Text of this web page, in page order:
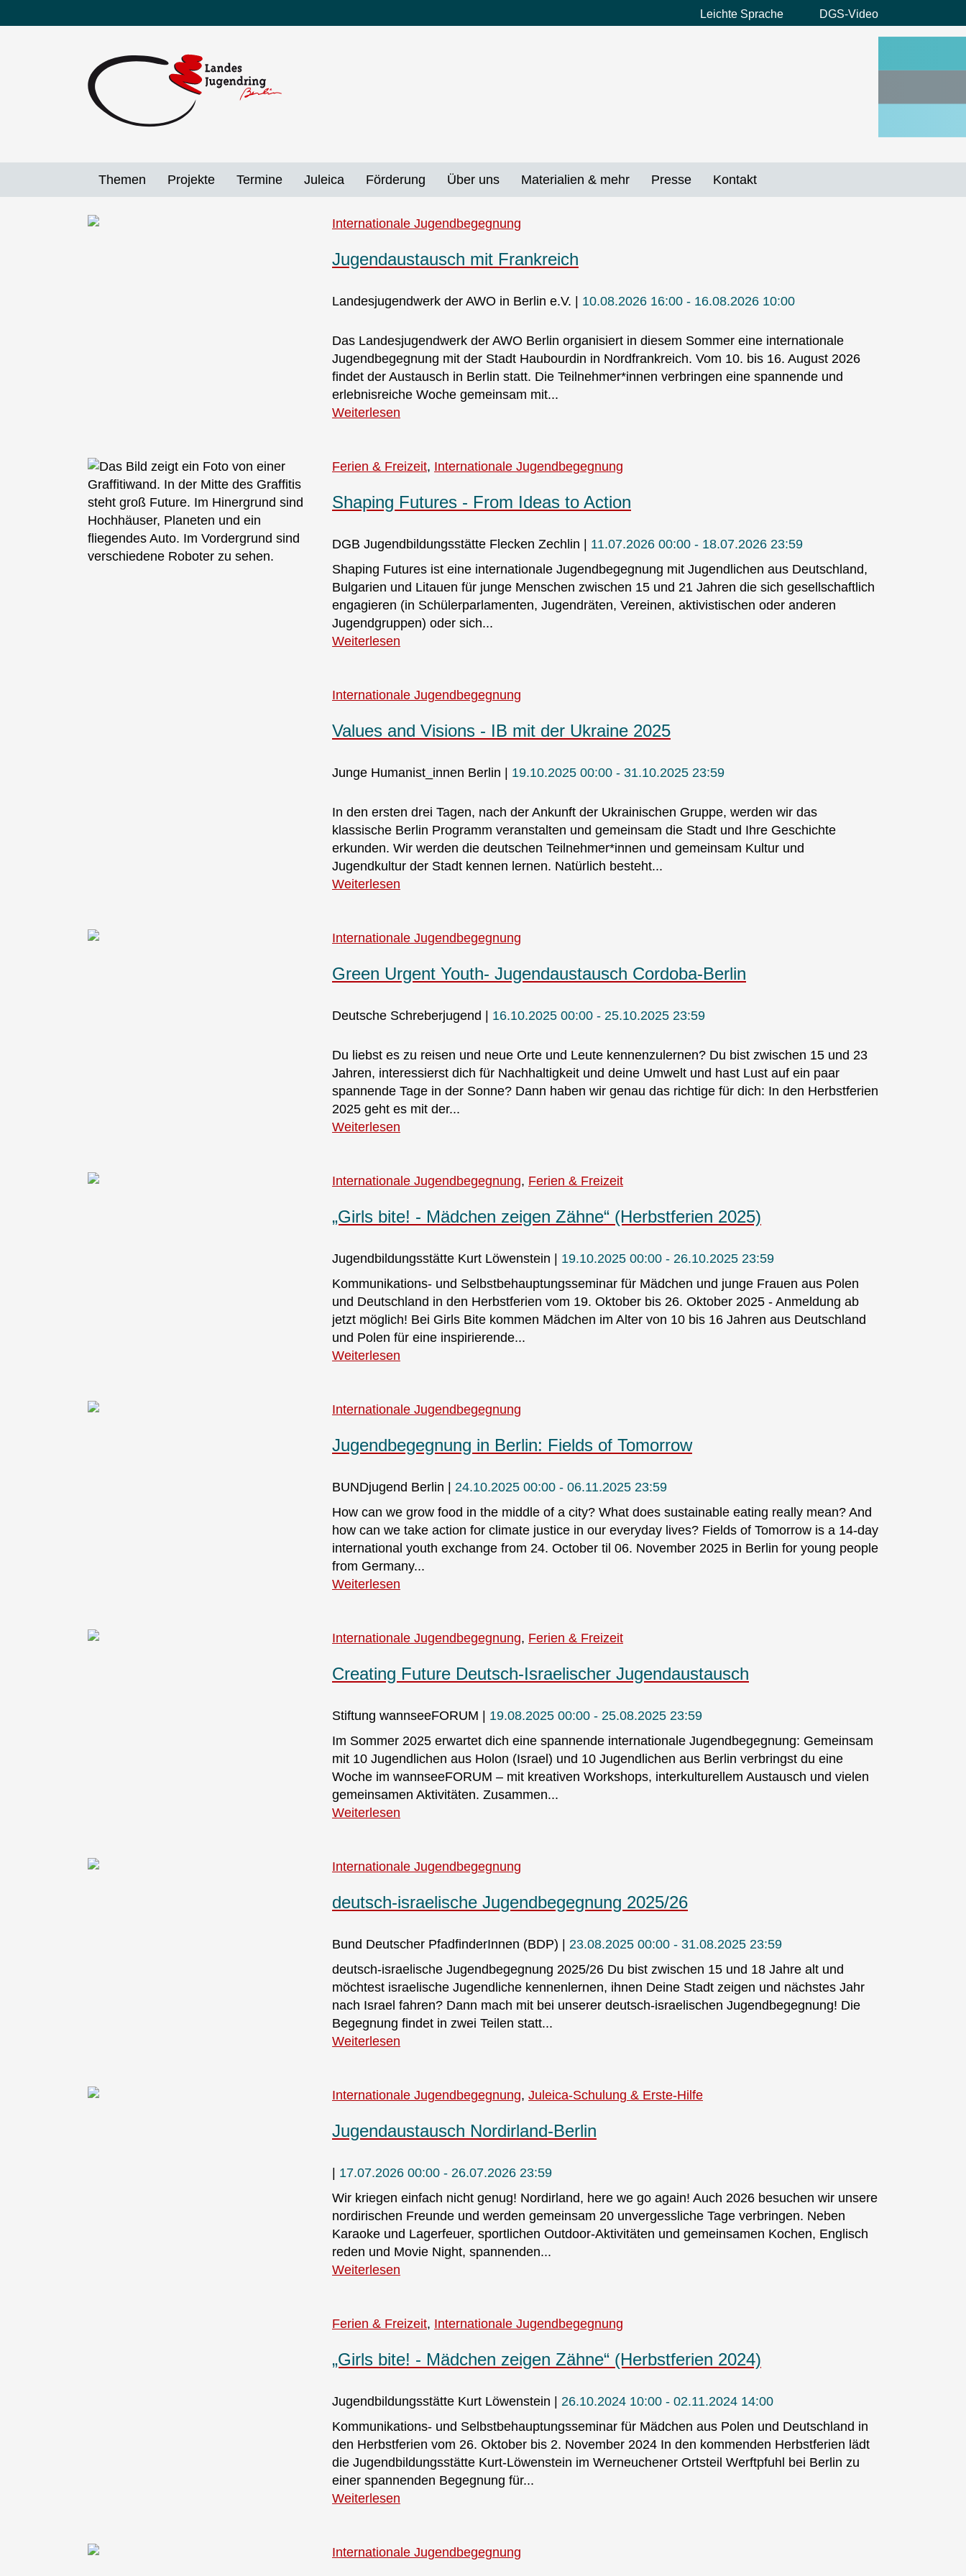
zum
Preheader
Leichte Sprache DGS-Video
Themen Projekte Termine Juleica Förderung Über uns Materialien & mehr Presse Kontakt
Internationale Jugendbegegnung
Jugendaustausch mit Frankreich
Landesjugendwerk der AWO in Berlin e.V. 10.08.2026 16:00 - 16.08.2026 10:00
Das Landesjugendwerk der AWO Berlin organisiert in diesem Sommer eine internationale
Jugendbegegnung mit der Stadt Haubourdin in Nordfrankreich. Vom 10. bis 16. August 2026
findet der Austausch in Berlin statt. Die Teilnehmer*innen verbringen eine spannende und
erlebnisreiche Woche gemeinsam mit...
Weiterlesen
Ferien & Freizeit Internationale Jugendbegegnung
Shaping Futures - From Ideas to Action
DGB Jugendbildungsstätte Flecken Zechlin
11.07.2026 00:00 - 18.07.2026 23:59
Shaping Futures ist eine internationale Jugendbegegnung mit Jugendlichen aus Deutschland,
Bulgarien und Litauen für junge Menschen zwischen 15 und 21 Jahren die sich gesellschaftlich
engagieren (in Schülerparlamenten, Jugendräten, Vereinen, aktivistischen oder anderen
Jugendgruppen) oder sich...
Weiterlesen
Internationale Jugendbegegnung
Values and Visions - IB mit der Ukraine 2025
Junge Humanist_innen Berlin 19.10.2025 00:00 - 31.10.2025 23:59
In den ersten drei Tagen, nach der Ankunft der Ukrainischen Gruppe, werden wir das
klassische Berlin Programm veranstalten und gemeinsam die Stadt und Ihre Geschichte
erkunden. Wir werden die deutschen Teilnehmer*innen und gemeinsam Kultur und
Jugendkultur der Stadt kennen lernen. Natürlich besteht...
Weiterlesen
Internationale Jugendbegegnung
Green Urgent Youth- Jugendaustausch Cordoba-Berlin
Deutsche Schreberjugend 16.10.2025 00:00 - 25.10.2025 23:59
Du liebst es zu reisen und neue Orte und Leute kennenzulernen? Du bist zwischen 15 und 23
Jahren, interessierst dich für Nachhaltigkeit und deine Umwelt und hast Lust auf ein paar
spannende Tage in der Sonne? Dann haben wir genau das richtige für dich: In den Herbstferien
2025 geht es mit der...
Weiterlesen
Internationale Jugendbegegnung Ferien & Freizeit
„Girls bite! - Mädchen zeigen Zähne“ (Herbstferien 2025)
Jugendbildungsstätte Kurt Löwenstein
19.10.2025 00:00 - 26.10.2025 23:59
Kommunikations- und Selbstbehauptungsseminar für Mädchen und junge Frauen aus Polen
und Deutschland in den Herbstferien vom 19. Oktober bis 26. Oktober 2025 - Anmeldung ab
jetzt möglich! Bei Girls Bite kommen Mädchen im Alter von 10 bis 16 Jahren aus Deutschland
und Polen für eine inspirierende...
Weiterlesen
Internationale Jugendbegegnung
Jugendbegegnung in Berlin: Fields of Tomorrow
BUNDjugend Berlin
24.10.2025 00:00 - 06.11.2025 23:59
How can we grow food in the middle of a city? What does sustainable eating really mean? And
how can we take action for climate justice in our everyday lives? Fields of Tomorrow is a 14-day
international youth exchange from 24. October til 06. November 2025 in Berlin for young people
from Germany...
Weiterlesen
Internationale Jugendbegegnung Ferien & Freizeit
Creating Future Deutsch-Israelischer Jugendaustausch
Stiftung wannseeFORUM
19.08.2025 00:00 - 25.08.2025 23:59
Im Sommer 2025 erwartet dich eine spannende internationale Jugendbegegnung: Gemeinsam
mit 10 Jugendlichen aus Holon (Israel) und 10 Jugendlichen aus Berlin verbringst du eine
Woche im wannseeFORUM – mit kreativen Workshops, interkulturellem Austausch und vielen
gemeinsamen Aktivitäten. Zusammen...
Weiterlesen
Internationale Jugendbegegnung
deutsch-israelische Jugendbegegnung 2025/26
Bund Deutscher PfadfinderInnen (BDP)
23.08.2025 00:00 - 31.08.2025 23:59
deutsch-israelische Jugendbegegnung 2025/26 Du bist zwischen 15 und 18 Jahre alt und
möchtest israelische Jugendliche kennenlernen, ihnen Deine Stadt zeigen und nächstes Jahr
nach Israel fahren? Dann mach mit bei unserer deutsch-israelischen Jugendbegegnung! Die
Begegnung findet in zwei Teilen statt...
Weiterlesen
Internationale Jugendbegegnung Juleica-Schulung & Erste-Hilfe
Jugendaustausch Nordirland-Berlin
17.07.2026 00:00 - 26.07.2026 23:59
Wir kriegen einfach nicht genug! Nordirland, here we go again! Auch 2026 besuchen wir unsere
nordirischen Freunde und werden gemeinsam 20 unvergessliche Tage verbringen. Neben
Karaoke und Lagerfeuer, sportlichen Outdoor-Aktivitäten und gemeinsamen Kochen, Englisch
reden und Movie Night, spannenden...
Weiterlesen
Ferien & Freizeit Internationale Jugendbegegnung
„Girls bite! - Mädchen zeigen Zähne“ (Herbstferien 2024)
Jugendbildungsstätte Kurt Löwenstein
26.10.2024 10:00 - 02.11.2024 14:00
Kommunikations- und Selbstbehauptungsseminar für Mädchen aus Polen und Deutschland in
den Herbstferien vom 26. Oktober bis 2. November 2024 In den kommenden Herbstferien lädt
die Jugendbildungsstätte Kurt-Löwenstein im Werneuchener Ortsteil Werftpfuhl bei Berlin zu
einer spannenden Begegnung für...
Weiterlesen
Internationale Jugendbegegnung